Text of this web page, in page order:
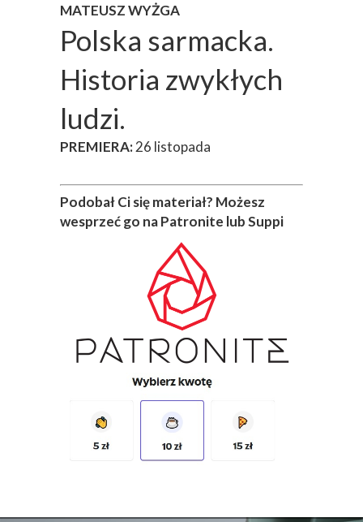
MATEUSZ WYŻGA
Polska sarmacka.
Historia zwykłych
ludzi.
PREMIERA:26 listopada
Podobał Ci się materiał? Możesz
wesprzeć go na Patronite lub Suppi